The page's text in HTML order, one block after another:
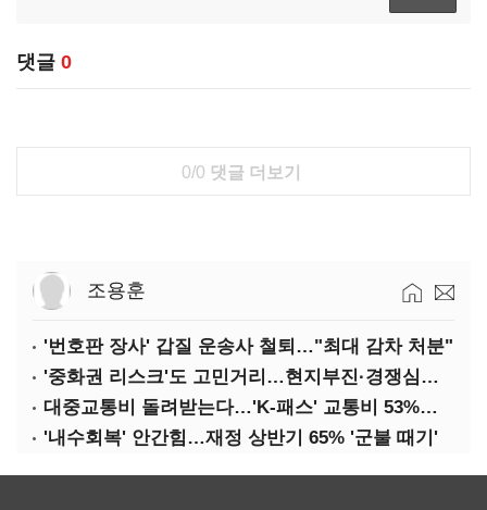
댓글 0
0/0 댓글 더보기
조용훈
'번호판 장사' 갑질 운송사 철퇴…"최대 감차 처분"
'중화권 리스크'도 고민거리…현지부진·경쟁심화·양안냉각
대중교통비 돌려받는다…'K-패스' 교통비 53%까지 환급
'내수회복' 안간힘…재정 상반기 65% '군불 때기'